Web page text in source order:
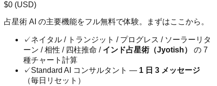
$0 (USD)
占星術 AI の主要機能をフル無料で体験。まずはここから。
✓ネイタル / トランジット / プログレス / ソーラーリタ
ーン / 相性 / 四柱推命 / インド占星術（Jyotish）
の 7
種チャート計算
✓Standard AI コンサルタント — 1 日 3 メッセージ
（毎日リセット）